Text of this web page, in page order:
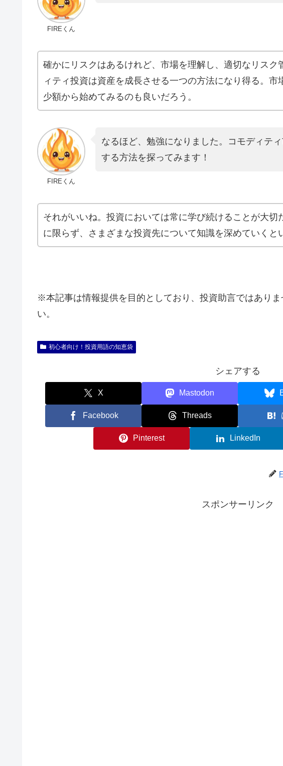
FIREくん
確かにリスクはあるけれど、市場を理解し、適切なリスク
ィティ投資は資産を成長させる一つの方法になり得る。市
少額から始めてみるのも良いだろう。
FIREくん
なるほど、勉強になりました。コモディテ
する方法を探ってみます！
それがいいね。投資においては常に学び続けることが大切
に限らず、さまざまな投資先について知識を深めていくと
※本記事は情報提供を目的としており、投資助言ではあり
い。
初心者向け！投資用語の知恵袋
シェアする
X Mastodon
Facebook Threads
Pinterest LinkedIn
スポンサーリンク